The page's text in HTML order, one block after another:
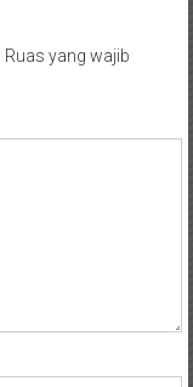
Ruas yang wajib